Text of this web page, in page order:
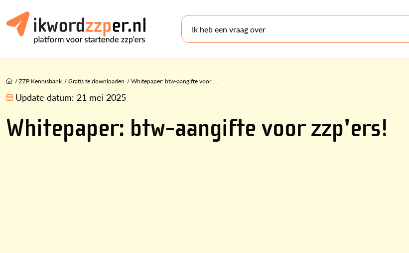
Ik heb een vraag over
/ZZP Kennisbank /Gratis te downloaden /Whitepaper: btw-aangifte voor ...
Update datum: 21 mei 2025
Whitepaper: btw-aangifte voor zzp'ers!